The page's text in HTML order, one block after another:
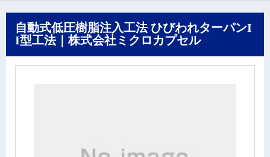
自動式低圧樹脂注入工法 ひびわれターパンI
I型工法｜株式会社ミクロカプセル